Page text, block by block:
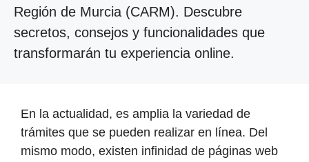
Región de Murcia (CARM). Descubre
secretos, consejos y funcionalidades que
transformarán tu experiencia online.
En la actualidad, es amplia la variedad de
trámites que se pueden realizar en línea. Del
mismo modo, existen infinidad de páginas web